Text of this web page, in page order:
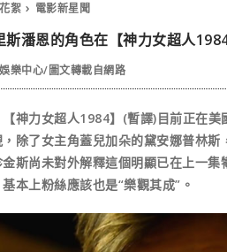
絮 電影新星聞
斯潘恩的角色在【神力女超人
樂中心/圖文轉載自網路
力女超人1984】(暫譯)目前正在美
除了女主角蓋兒加朵的黛安娜普林
斯尚未對外解釋這個明顯已在上一
本上粉絲應該也是“樂觀其成”。